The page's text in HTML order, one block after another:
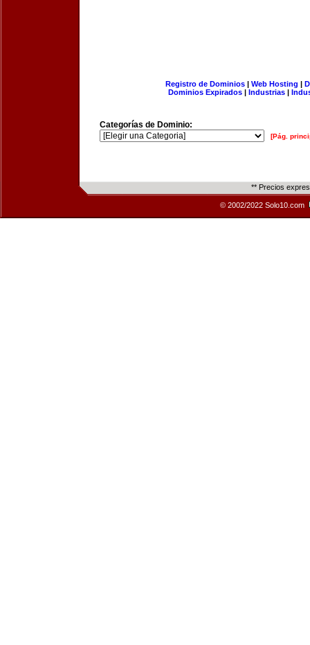
Registro de Dominios| Web Hosting |
Dominios Expirados | Industrias |
Categorías de Dominio:
[Pág.
** Precios
© 2002/2022 Solo10.com